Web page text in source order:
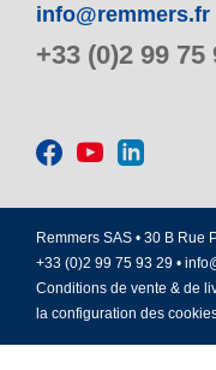
info@remmers.fr
+33 (0)2 99 75
Remmers SAS • 30 B Rue
+33 (0)2 99 75 93 29 •
Conditions de vente & de
la configuration des